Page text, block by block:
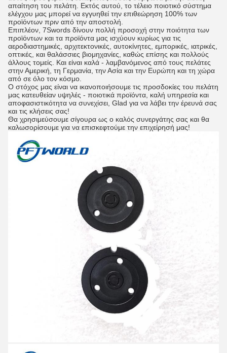
απαίτηση του πελάτη. Εκτός αυτού, το τέλειο ποιοτικό σύστημα
ελέγχου μας μπορεί να εγγυηθεί την επιθεώρηση 100% των
προϊόντων πριν από την αποστολή.
Επιπλέον, 7Swords δίνουν πολλή προσοχή στην ποιότητα των
προϊόντων και τα προϊόντα μας ισχύουν κυρίως για τις
αεροδιαστημικές, αρχιτεκτονικές, αυτοκίνητες, εμπορικές, ιατρικές,
οπτικές, και θαλάσσιες βιομηχανίες, καθώς επίσης και πολλούς
άλλους τομείς. Και είναι καλά - λαμβανόμενος από τους πελάτες
στην Αμερική, τη Γερμανία, την Ασία και την Ευρώπη και τη χώρα
από σε όλο τον κόσμο.
Ο στόχος μας είναι να ικανοποιήσουμε τις προσδοκίες του πελάτη
μας κατευθείαν υψηλές - ποιοτικά προϊόντα, καλή υπηρεσία και
αποφασιστικότητα να συνεχίσει, Glad για να λάβει την έρευνά σας
και τις κλήσεις σας!
Θα χρησιμεύσουμε σίγουρα ως ο καλός συνεργάτης σας και θα
καλωσορίσουμε για να επισκεφτούμε την επιχείρησή μας!